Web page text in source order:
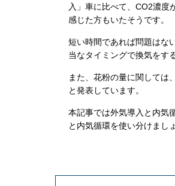
入」車に比べて、 CO2濃度
感じた方もいたそうです。
短い時間であれば問題はな
当なタイミングで換気をす
また、花粉の量に関しては
と発表しています。
本記事では外気導入と内気
と内気循環を使い分けまし